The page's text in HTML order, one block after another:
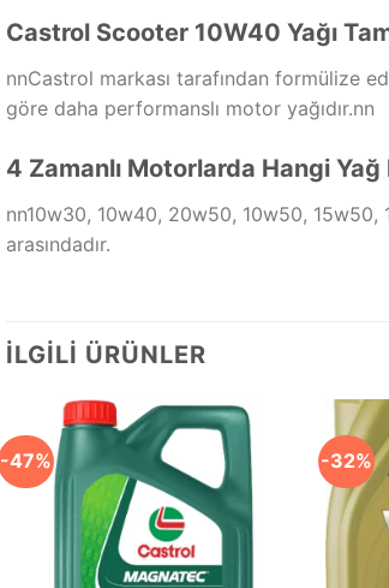
Castrol Scooter 10W40 Yağı
nnCastrol markası tarafından formülize
göre daha performanslı motor yağıdır.nn
4 Zamanlı Motorlarda Hangi Yağ
nn10w30, 10w40, 20w50, 10w50, 15w50,
arasındadır.
İLGILI ÜRÜNLER
-47% -32%